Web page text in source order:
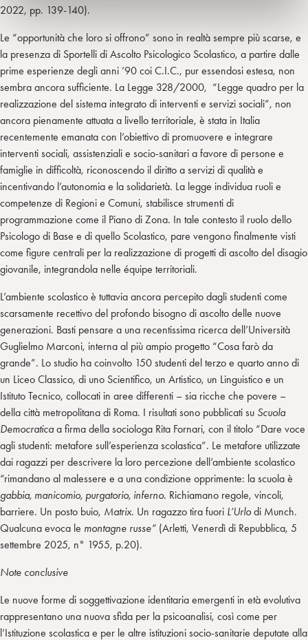
2022, pp. 139-140).
Le “opportunità che loro si offrono” sono in realtà sempre più scarse, e
la presenza di Sportelli di Ascolto Psicologico Scolastico, a partire dalle
prime esperienze degli anni ’90 coi C.I.C., pur essendosi estesa, non
sembra ancora sufficiente. La Legge 328/2000, “Legge quadro per la
realizzazione del sistema integrato di interventi e servizi sociali”, non
ancora pienamente attuata a livello territoriale, è stata in Italia
recentemente emanata con l’obiettivo di promuovere e integrare
interventi sociali, assistenziali e socio-sanitari a favore di persone e
famiglie in difficoltà, riconoscendo il diritto a servizi di qualità e
incentivando l’autonomia e la solidarietà. La legge individua ruoli e
competenze di Regioni e Comuni, stabilisce strumenti di
programmazione come il Piano di Zona. In tale contesto il ruolo dello
Psicologo di Base e di quello Scolastico, pare vengono finalmente visti
come figure centrali per la realizzazione di progetti di ascolto del disagio
giovanile, integrandola nelle équipe territoriali.
L’ambiente scolastico è tuttavia ancora percepito dagli studenti come
scarsamente recettivo del profondo bisogno di ascolto delle nuove
generazioni. Basti pensare a una recentissima ricerca dell’Università
Guglielmo Marconi, interna al più ampio progetto “Cosa farò da
grande”. Lo studio ha coinvolto 150 studenti del terzo e quarto anno di
un Liceo Classico, di uno Scientifico, un Artistico, un Linguistico e un
Istituto Tecnico, collocati in aree differenti – sia ricche che povere –
della città metropolitana di Roma. I risultati sono pubblicati su Scuola
Democraticaa firma della sociologa Rita Fornari, con il titolo “Dare voce
agli studenti: metafore sull’esperienza scolastica”. Le metafore utilizzate
dai ragazzi per descrivere la loro percezione dell’ambiente scolastico
“rimandano al malessere e a una condizione opprimente: la scuola è
gabbia, manicomio, purgatorio, inferno. Richiamano regole, vincoli,
barriere. Un posto buio, Matrix. Un ragazzo tira fuori L’Urlodi Munch.
Qualcuna evoca le montagne russe” (Arletti, Venerdì di Repubblica, 5
settembre 2025, n° 1955, p.20).
Note conclusive
Le nuove forme di soggettivazione identitaria emergenti in età evolutiva
rappresentano una nuova sfida per la psicoanalisi, così come per
l’Istituzione scolastica e per le altre istituzioni socio-sanitarie deputate alla